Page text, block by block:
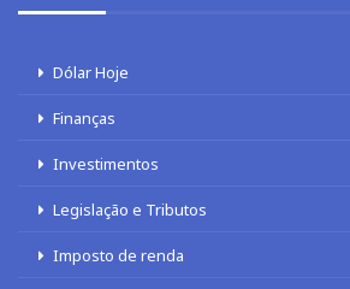
Dólar Hoje
Finanças
Investimentos
Legislação e Tributos
Imposto de renda